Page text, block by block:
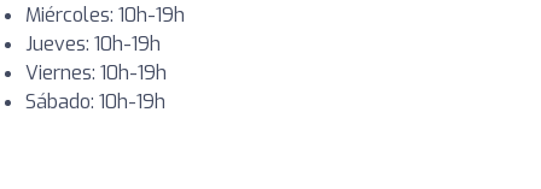
Miércoles: 10h-19h
Jueves: 10h-19h
Viernes: 10h-19h
Sábado: 10h-19h